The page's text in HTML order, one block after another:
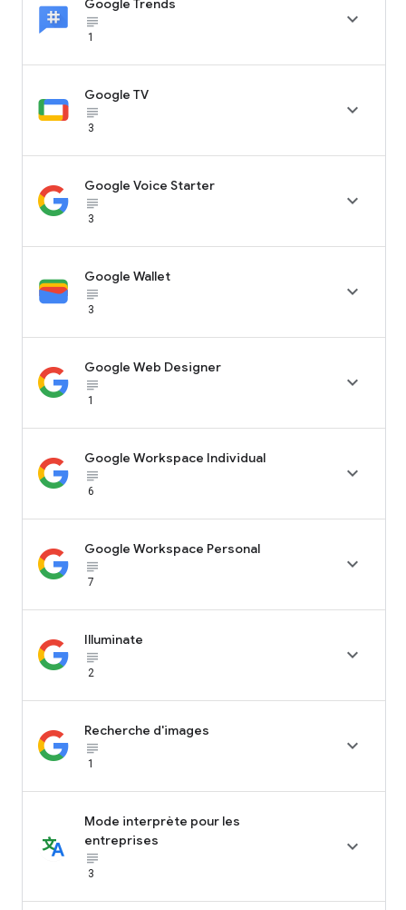
Google Trends
subject_black
1

Google TV
subject_black
3

Google Voice Starter
subject_black
3

Google Wallet
subject_black
3

Google Web Designer
subject_black
1

Google Workspace Individual
subject_black
6

Google Workspace Personal
subject_black
7

Illuminate
subject_black
2

Recherche d'images
subject_black
1

Mode interprète pour les
entreprises
subject_black
3
